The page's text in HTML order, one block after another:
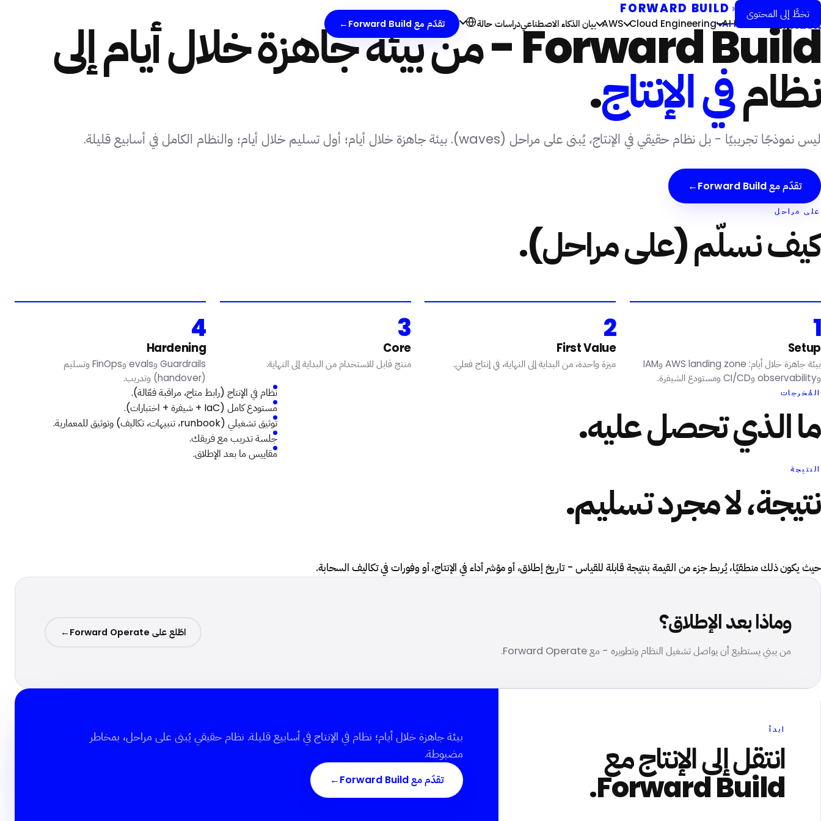
تخطَّ إلى المحتوى
flipkick
AI Forward
Cloud Engineering
AWS بيان الذكاء الاصطناعيدراسات حالة تقدّم مع Forward Build →
AI FORWARD
›
FORWARD BUILD
Forward Build - من بيئة جاهزة خلال أيام إلى
نظامفي الإنتاج.
ليس نموذجًا تجريبيًا - بل نظام حقيقي في الإنتاج، يُبنى على مراحل (waves). بيئة جاهزة خلال أيام؛ أول تسليم خلال أيام؛ والنظام الكامل في أسابيع قليلة.
تقدّم مع Forward Build →
على مراحل
كيف نسلّم (على مراحل).
1
Setup
بيئة جاهزة خلال أيام: AWS landing zone وIAM
وobservability وCI/CD ومستودع الشيفرة.
2
First Value
ميزة واحدة، من البداية إلى النهاية، في إنتاج فعلي.
3
Core
منتج قابل للاستخدام من البداية إلى النهاية.
4
Hardening
Guardrails وevals وFinOps وتسليم
(handover) وتدريب.
المُخرجات
ما الذي تحصل عليه.
نظام في الإنتاج (رابط متاح، مراقبة فعّالة).
مستودع كامل (IaC + شيفرة + اختبارات).
توثيق تشغيلي (runbook، تنبيهات، تكاليف) وتوثيق للمعمارية.
جلسة تدريب مع فريقك.
مقاييس ما بعد الإطلاق.
النتيجة
نتيجة، لا مجرد تسليم.
حيث يكون ذلك منطقيًا، يُربط جزء من القيمة بنتيجة قابلة للقياس - تاريخ إطلاق، أو مؤشر أداء في الإنتاج، أو وفورات في تكاليف السحابة.
وماذا بعد الإطلاق؟
من يبني يستطيع أن يواصل تشغيل النظام وتطويره - مع Forward Operate.
اطّلع على Forward Operate →
ابدأ
انتقل إلى الإنتاج مع
Forward Build.
بيئة جاهزة خلال أيام؛ نظام في الإنتاج في أسابيع قليلة. نظام حقيقي يُبنى على مراحل، بمخاطر
مضبوطة.
تقدّم مع Forward Build →